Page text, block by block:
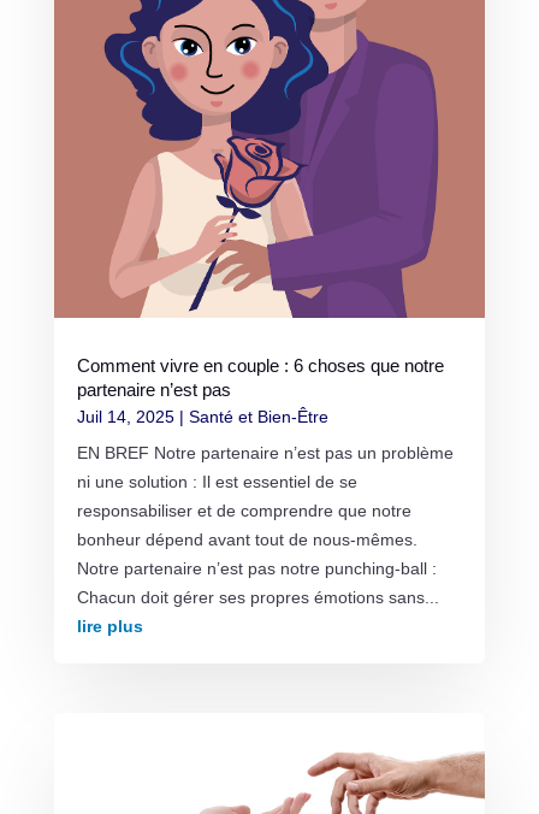
Comment vivre en couple : 6 choses que notre
partenaire n’est pas
Juil 14, 2025| Santé et Bien-Être
EN BREF Notre partenaire n’est pas un problème
ni une solution : Il est essentiel de se
responsabiliser et de comprendre que notre
bonheur dépend avant tout de nous-mêmes.
Notre partenaire n’est pas notre punching-ball :
Chacun doit gérer ses propres émotions sans...
lire plus